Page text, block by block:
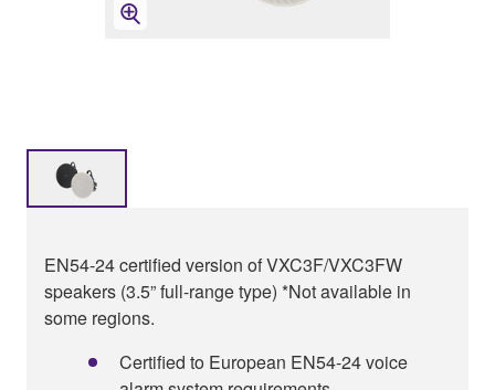
EN54-24 certified version of VXC3F/VXC3FW
speakers (3.5” full-range type) *Not available in
some regions.
Certified to European EN54-24 voice